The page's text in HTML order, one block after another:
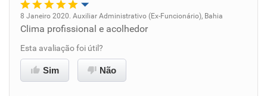
Oportunidade de promoção
Ambiente de trabalho
8 Janeiro 2020. Auxiliar Administrativo (Ex-Funcionário), Bahia
Clima profissional e acolhedor
Esta avaliação foi útil?
Sim Não